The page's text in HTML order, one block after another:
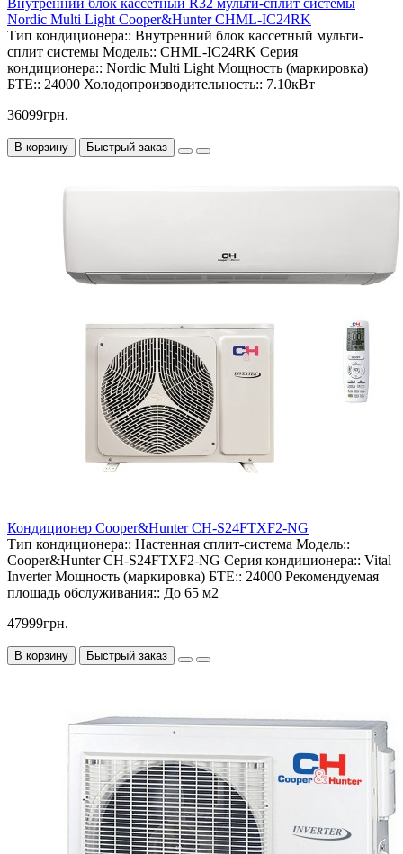
Внутренний блок кассетный R32 мульти-сплит системы
Nordic Multi Light Cooper&Hunter CHML-IC24RK
Тип кондиционера:: Внутренний блок кассетный мульти-
сплит системы Модель:: CHML-IC24RK Серия
кондиционера:: Nordic Multi Light Мощность (маркировка)
БТЕ:: 24000 Холодопроизводительность:: 7.10кВт
36099грн.
В корзину Быстрый заказ
Кондиционер Cooper&Hunter CH-S24FTXF2-NG
Тип кондиционера:: Настенная сплит-система Модель::
Cooper&Hunter CH-S24FTXF2-NG Серия кондиционера:: Vital
Inverter Мощность (маркировка) БТЕ:: 24000 Рекомендуемая
площадь обслуживания:: До 65 м2
47999грн.
В корзину Быстрый заказ